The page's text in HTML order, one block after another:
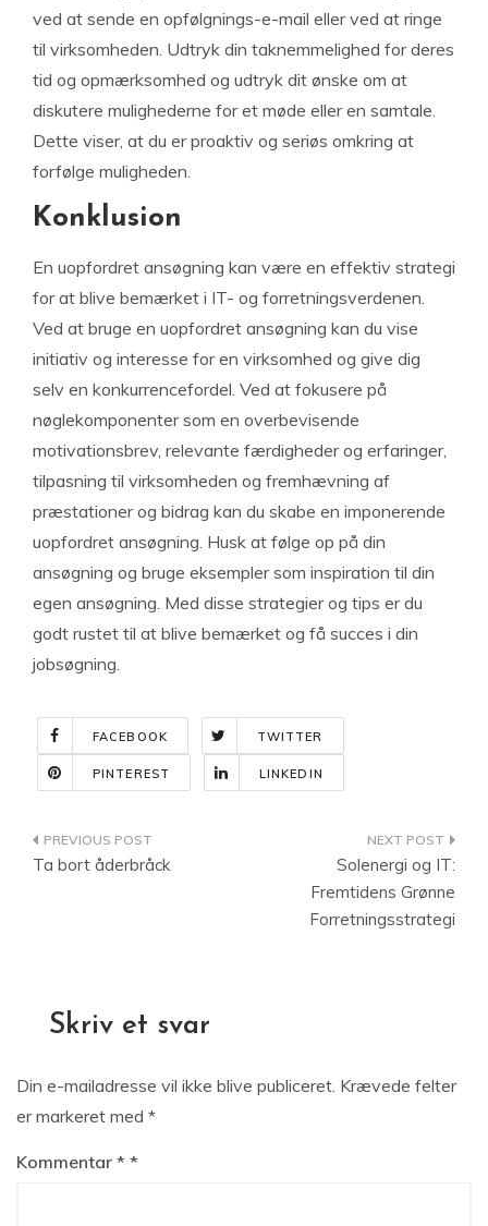
ved at sende en opfølgnings-e-mail eller ved at ringe
til virksomheden. Udtryk din taknemmelighed for deres
tid og opmærksomhed og udtryk dit ønske om at
diskutere mulighederne for et møde eller en samtale.
Dette viser, at du er proaktiv og seriøs omkring at
forfølge muligheden.
Konklusion
En uopfordret ansøgning kan være en effektiv strategi
for at blive bemærket i IT- og forretningsverdenen.
Ved at bruge en uopfordret ansøgning kan du vise
initiativ og interesse for en virksomhed og give dig
selv en konkurrencefordel. Ved at fokusere på
nøglekomponenter som en overbevisende
motivationsbrev, relevante færdigheder og erfaringer,
tilpasning til virksomheden og fremhævning af
præstationer og bidrag kan du skabe en imponerende
uopfordret ansøgning. Husk at følge op på din
ansøgning og bruge eksempler som inspiration til din
egen ansøgning. Med disse strategier og tips er du
godt rustet til at blive bemærket og få succes i din
jobsøgning.
FACEBOOK TWITTER
PINTEREST LINKEDIN
Indlægsnavigation
Ta bort åderbråck
Solenergi og IT:
Fremtidens Grønne
Forretningsstrategi
Skriv et svar
Din e-mailadresse vil ikke blive publiceret. Krævede felter
er markeret med *
Kommentar *